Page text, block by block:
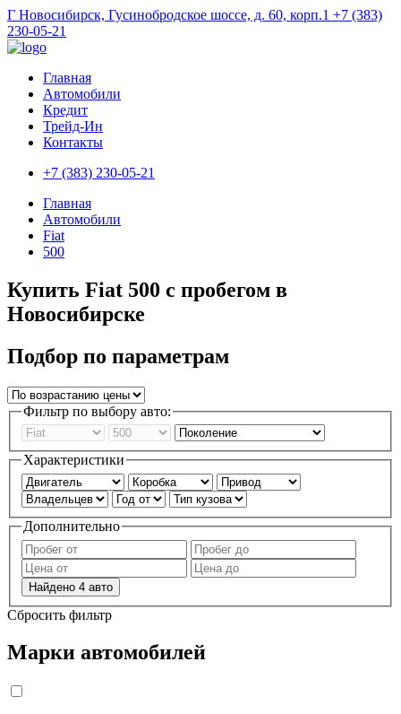
Г Новосибирск, Гусинобродское шоссе, д. 60, корп.1 +7 (383)
230-05-21
Главная
Автомобили
Кредит
Трейд-Ин
Контакты
+7 (383) 230-05-21
Главная
Автомобили
Fiat
500
Купить Fiat 500 с пробегом в
Новосибирске
Подбор по параметрам
Фильтр по выбору авто:
Характеристики
Дополнительно
Найдено 4 авто
Сбросить фильтр
Марки автомобилей